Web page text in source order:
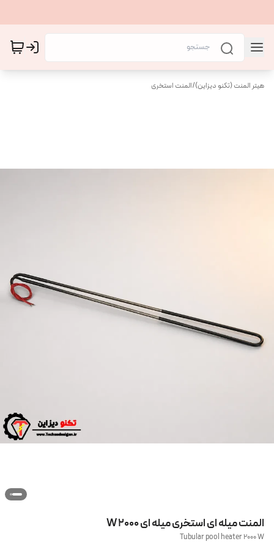
هیتر المنت (تکنو دیزاین)/المنت استخری
المنت میله ای استخری میله ای 2000 W
Tubular pool heater 2000 W